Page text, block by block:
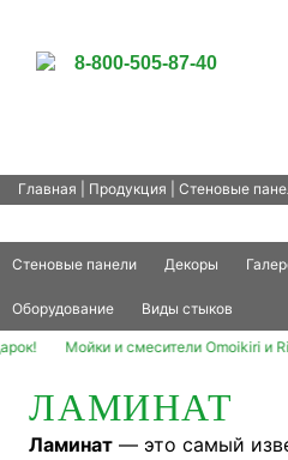
8-800-505-87-40
Главная Продукция Стеновые
Стеновые панели Декоры
Оборудование Виды стыков
и смесители Omoikiri и Rivelato
ЛАМИНАТ
Ламинат ― это самый